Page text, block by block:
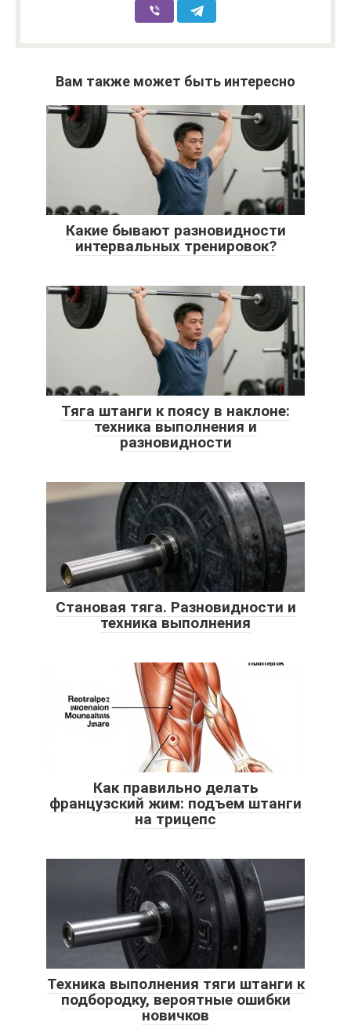
Вам также может быть интересно
Какие бывают разновидности
интервальных тренировок?
Тяга штанги к поясу в наклоне:
техника выполнения и
разновидности
Становая тяга. Разновидности и
техника выполнения
Как правильно делать
французский жим: подъем штанги
на трицепс
Техника выполнения тяги штанги к
подбородку, вероятные ошибки
новичков